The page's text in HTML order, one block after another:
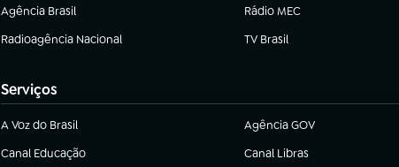
Agência Brasil
(abre em nova aba) Rádio MEC
(abre em nova aba)
Radioagência Nacional
(abre em nova aba) TV Brasil
(abre em nova aba)
Serviços
A Voz do Brasil
(abre em nova aba) Agência GOV
(abre em nova aba)
Canal Educação
(abre em nova aba) Canal Libras
(abre em nova aba)